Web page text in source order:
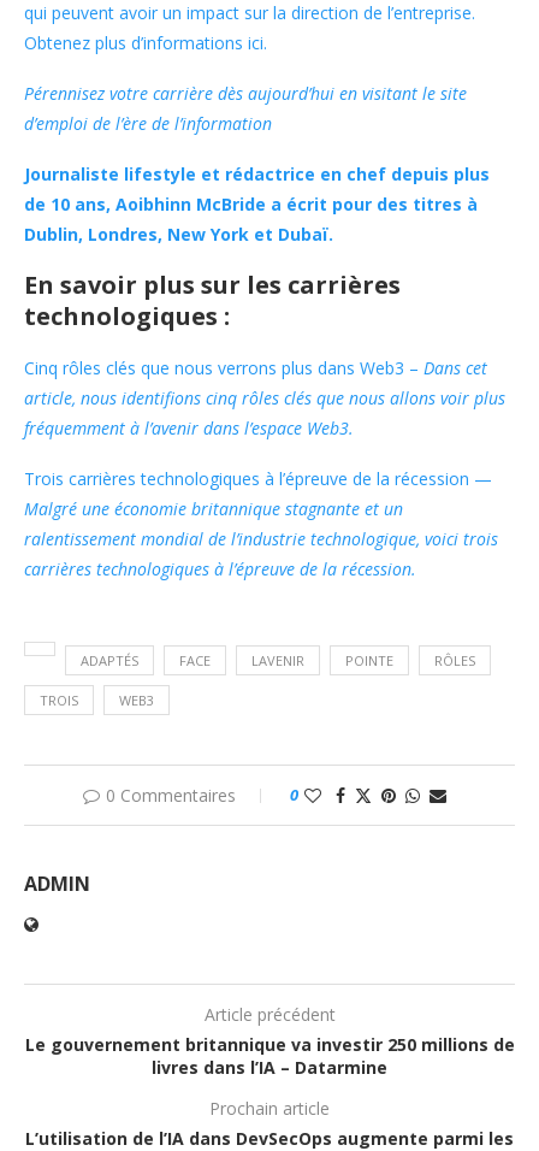
qui peuvent avoir un impact sur la direction de l’entreprise.
Obtenez plus d’informations ici.
Pérennisez votre carrière dès aujourd’hui en visitant le site
d’emploi de l’ère de l’information
Journaliste lifestyle et rédactrice en chef depuis plus
de 10 ans, Aoibhinn McBride a écrit pour des titres à
Dublin, Londres, New York et Dubaï.
En savoir plus sur les carrières
technologiques :
Cinq rôles clés que nous verrons plus dans Web3 – Dans cet
article, nous identifions cinq rôles clés que nous allons voir plus
fréquemment à l’avenir dans l’espace Web3.
Trois carrières technologiques à l’épreuve de la récession —
Malgré une économie britannique stagnante et un
ralentissement mondial de l’industrie technologique, voici trois
carrières technologiques à l’épreuve de la récession.
ADAPTÉS FACE LAVENIR POINTE RÔLES
TROIS WEB3
0 Commentaires 0
ADMIN
Article précédent
Le gouvernement britannique va investir 250 millions de
livres dans l’IA – Datarmine
Prochain article
L’utilisation de l’IA dans DevSecOps augmente parmi les